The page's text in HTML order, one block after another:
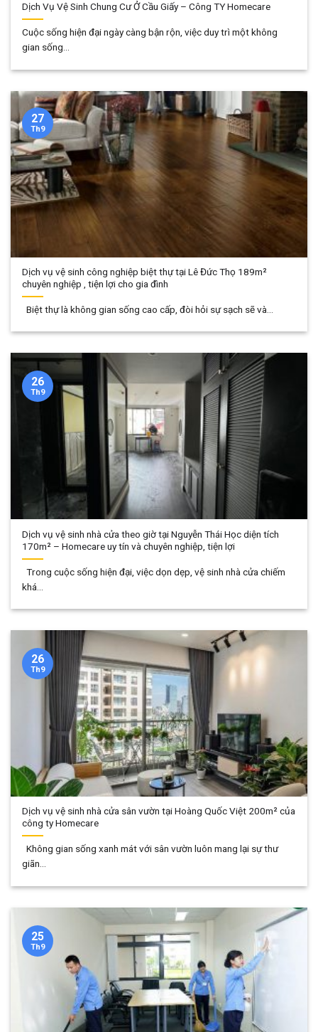
Dịch Vụ Vệ Sinh Chung Cư Ở Cầu Giấy – Công TY Homecare
Cuộc sống hiện đại ngày càng bận rộn, việc duy trì một không
gian sống...
Dịch vụ vệ sinh công nghiệp biệt thự tại Lê Đức Thọ 189m²
chuyên nghiệp , tiện lợi cho gia đình
Biệt thự là không gian sống cao cấp, đòi hỏi sự sạch sẽ và...
27
Th9
Dịch vụ vệ sinh nhà cửa theo giờ tại Nguyễn Thái Học diện tích
170m² – Homecare uy tín và chuyên nghiệp, tiện lợi
Trong cuộc sống hiện đại, việc dọn dẹp, vệ sinh nhà cửa chiếm
khá...
26
Th9
Dịch vụ vệ sinh nhà cửa sân vườn tại Hoàng Quốc Việt 200m² của
công ty Homecare
Không gian sống xanh mát với sân vườn luôn mang lại sự thư
giãn...
26
Th9
25
Th9